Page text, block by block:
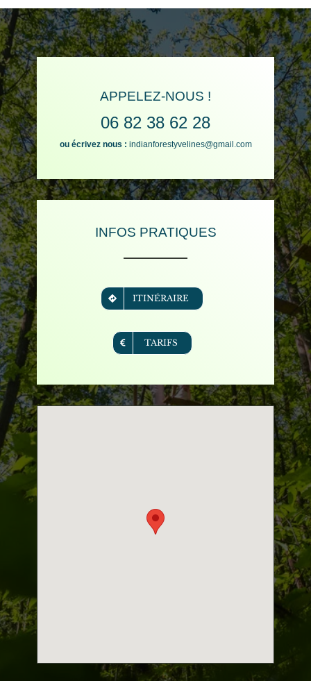
APPELEZ-NOUS !
06 82 38 62 28
ou écrivez nous : indianforestyvelines@gmail.com
INFOS PRATIQUES
ITINÉRAIRE
TARIFS